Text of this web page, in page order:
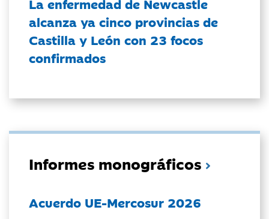
La enfermedad de Newcastle
alcanza ya cinco provincias de
Castilla y León con 23 focos
confirmados
Informes monográficos
Acuerdo UE-Mercosur 2026